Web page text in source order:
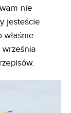
nie
jesteście
właśnie